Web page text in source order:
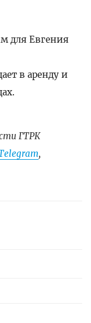
для Евгения
в аренду и
ГТРК
,